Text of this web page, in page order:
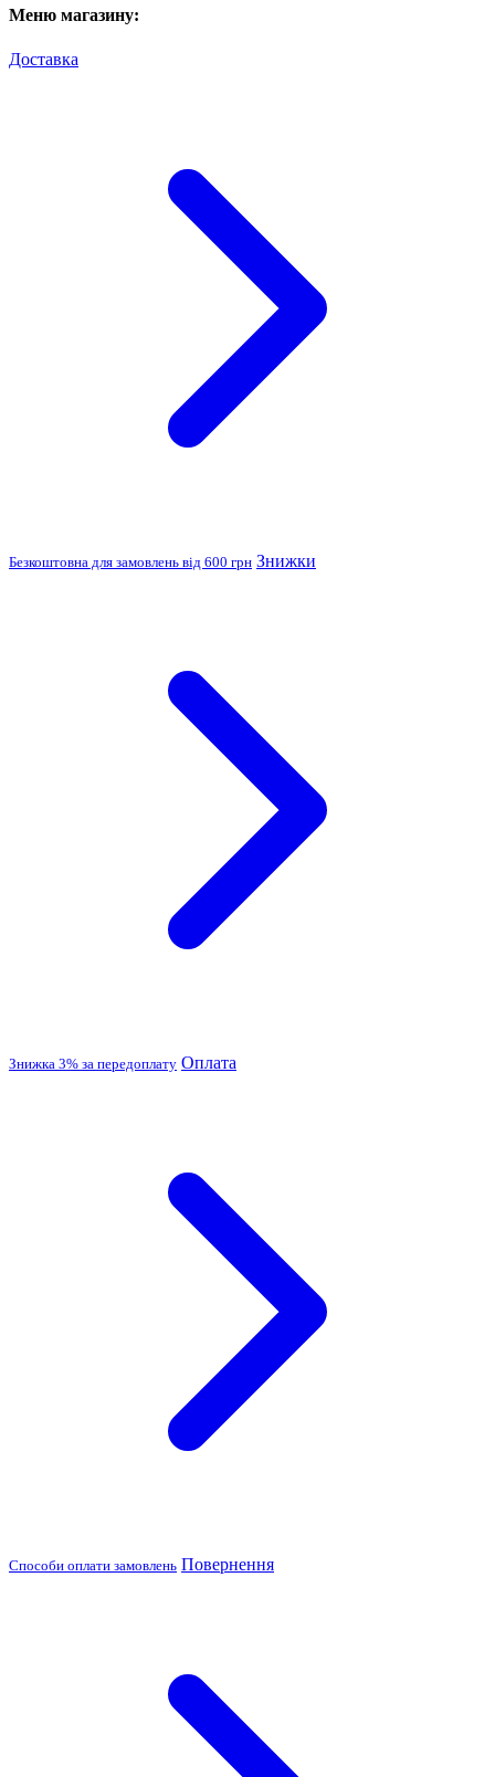
Меню магазину:
Доставка
Безкоштовна для замовлень від 600 грн Знижки
Знижка 3% за передоплату Оплата
Способи оплати замовлень Повернення